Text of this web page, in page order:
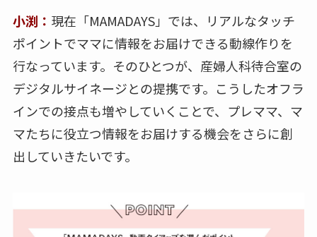
小渕： 現在「MAMADAYS」では、リアルなタッチ
ポイントでママに情報をお届けできる動線作りを
行なっています。そのひとつが、産婦人科待合室の
デジタルサイネージとの提携です。こうしたオフラ
インでの接点も増やしていくことで、プレママ、マ
マたちに役立つ情報をお届けする機会をさらに創
出していきたいです。